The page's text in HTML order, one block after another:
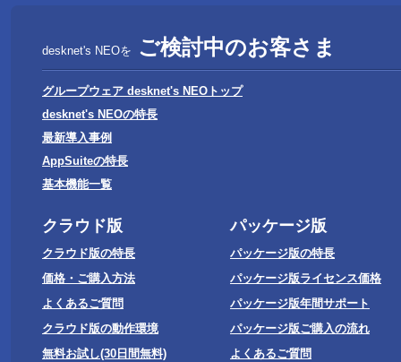
desknet's NEOを ご検討中のお客さま
グループウェア desknet's NEOトップ
desknet's NEOの特長
最新導入事例
AppSuiteの特長
基本機能一覧
クラウド版
クラウド版の特長
価格・ご購入方法
よくあるご質問
クラウド版の動作環境
無料お試し(30日間無料)
パッケージ版
パッケージ版の特長
パッケージ版ライセンス価格
パッケージ版年間サポート
パッケージ版ご購入の流れ
よくあるご質問